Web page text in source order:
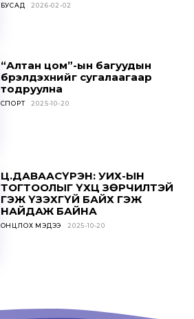
out!
Sing up for our newsletter
to stay in the loop.
БУСАД 2026-02-02
“Алтан цом”-ын багуудын
бүрэлдэхүүнийг сугалаагаар
тодруулна
СПОРТ 2025-10-20
Ц.ДАВААСҮРЭН: УИХ-ЫН
ТОГТООЛЫГ ҮХЦ ЗӨРЧИЛТЭЙ
ГЭЖ ҮЗЭХГҮЙ БАЙХ ГЭЖ
НАЙДАЖ БАЙНА
ОНЦЛОХ МЭДЭЭ 2025-10-20